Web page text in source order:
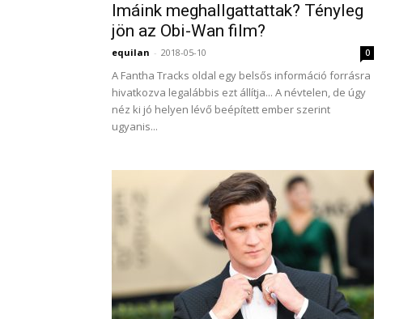
Imáink meghallgattattak? Tényleg
jön az Obi-Wan film?
equilan - 2018-05-10 0
A Fantha Tracks oldal egy belsős információ forrásra
hivatkozva legalábbis ezt állítja... A névtelen, de úgy
néz ki jó helyen lévő beépített ember szerint
ugyanis...